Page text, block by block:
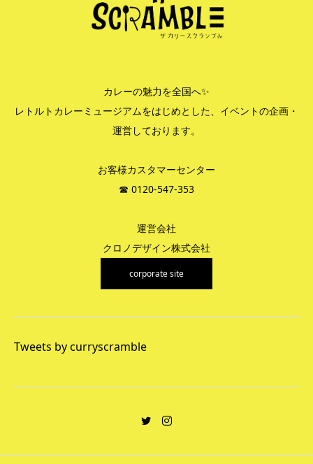
カレーの魅力を全国へ✨
レトルトカレーミュージアムをはじめとした、イベントの企画・
運営しております。
お客様カスタマーセンター
☎︎ 0120-547-353
運営会社
クロノデザイン株式会社
corporate site
Tweets by curryscramble